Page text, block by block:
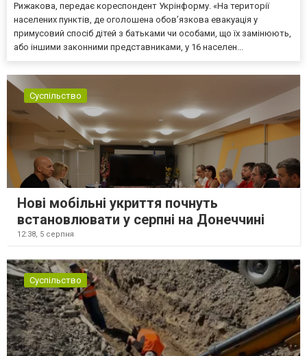
Рижакова, передає кореспондент Укрінформу. «На території
населених пунктів, де оголошена обов’язкова евакуація у
примусовий спосіб дітей з батьками чи особами, що їх замінюють,
або іншими законними представниками, у 16 населен...
Суспільство
Нові мобільні укриття почнуть
встановлювати у серпні на Донеччині
12:38, 5 серпня
Суспільство